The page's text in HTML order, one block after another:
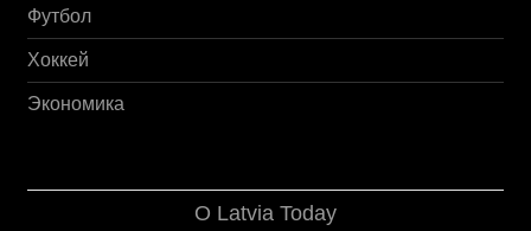
Футбол
Хоккей
Экономика
О Latvia Today